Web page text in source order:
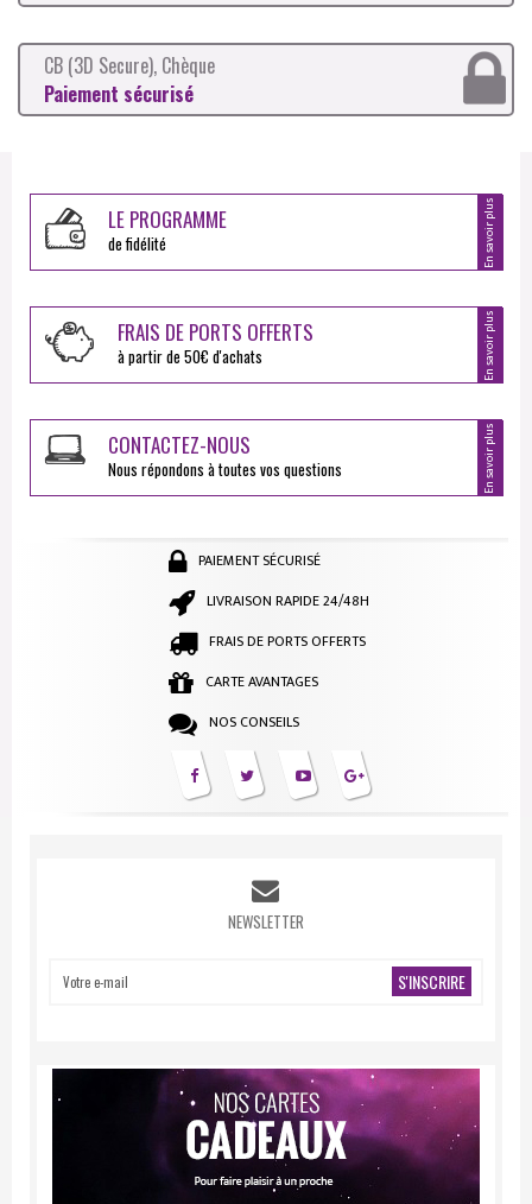
CB (3D Secure), Chèque
Paiement sécurisé
LE PROGRAMME
de fidélité En savoir plus
FRAIS DE PORTS OFFERTS
à partir de 50€ d'achats En savoir plus
CONTACTEZ-NOUS
Nous répondons à toutes vos questions En savoir plus
PAIEMENT SÉCURISÉ
LIVRAISON RAPIDE 24/48H
FRAIS DE PORTS OFFERTS
CARTE AVANTAGES
NOS CONSEILS
NEWSLETTER
S'INSCRIRE